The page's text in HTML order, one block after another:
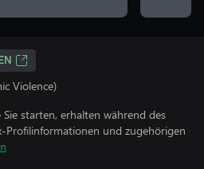
Violence)
starten, erhalten während des
Profilinformationen und zugehörigen